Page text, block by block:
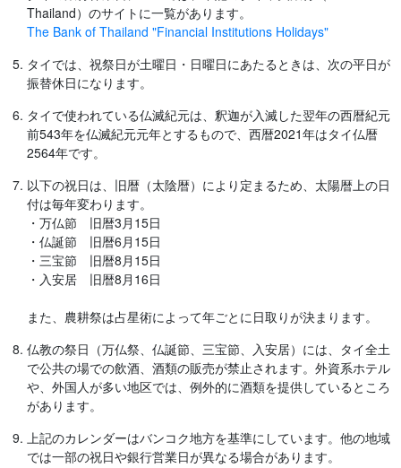
Thailand）のサイトに一覧があります。
The Bank of Thailand "Financial Institutions Holidays"
タイでは、祝祭日が土曜日・日曜日にあたるときは、次の平日が
振替休日になります。
タイで使われている仏滅紀元は、釈迦が入滅した翌年の西暦紀元
前543年を仏滅紀元元年とするもので、西暦2021年はタイ仏暦
2564年です。
以下の祝日は、旧暦（太陰暦）により定まるため、太陽暦上の日
付は毎年変わります。
・万仏節 旧暦3月15日
・仏誕節 旧暦6月15日
・三宝節 旧暦8月15日
・入安居 旧暦8月16日
また、農耕祭は占星術によって年ごとに日取りが決まります。
仏教の祭日（万仏祭、仏誕節、三宝節、入安居）には、タイ全土
で公共の場での飲酒、酒類の販売が禁止されます。外資系ホテル
や、外国人が多い地区では、例外的に酒類を提供しているところ
があります。
上記のカレンダーはバンコク地方を基準にしています。他の地域
では一部の祝日や銀行営業日が異なる場合があります。